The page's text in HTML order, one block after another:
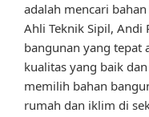
adalah mencari
Ahli Teknik Sipil, Andi
bangunan yang tepat
kualitas yang baik
memilih bahan
rumah dan iklim di